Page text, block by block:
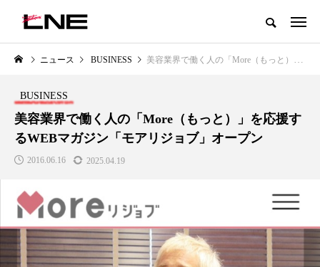
グローバルビューティ＆ヘルスケアビジネス誌
LIFESTYLE
SNSの「加工顔」と美容医療｜AI
がもたらす可能性とこれから
BUSINESS
GWI調査から読み解く2030年の
都市型スパ――身近なウェルネ
ニュース BUSINESS 美容業界で働く人の「More（もっと）」を応援するWEBマガジン「モアリジョブ」オープン
BUSINESS
美容業界で働く人の「More（もっと）」を応援す
るWEBマガジン「モアリジョブ」オープン
2016.06.16 2025.04.19